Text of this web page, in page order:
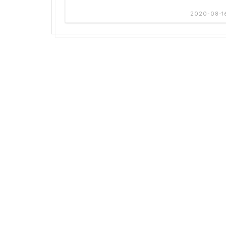
2020-08-